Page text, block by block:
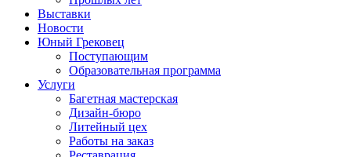
Выставки
Новости
Юный Грековец
Поступающим
Образовательная программа
Услуги
Багетная мастерская
Дизайн-бюро
Литейный цех
Работы на заказ